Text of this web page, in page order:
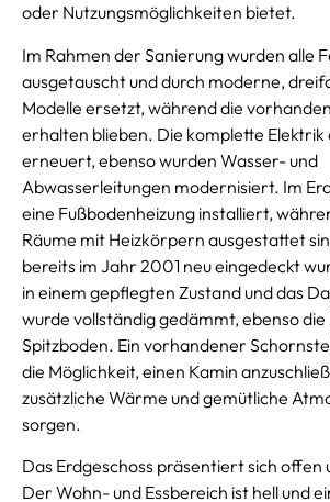
oder Nutzungsmöglichkeiten bietet.
Im Rahmen der Sanierung wurden alle
ausgetauscht und durch moderne,
Modelle ersetzt, während die
erhalten blieben. Die komplette Elektrik
erneuert, ebenso wurden Wasser- und
Abwasserleitungen modernisiert. Im
eine Fußbodenheizung installiert,
Räume mit Heizkörpern ausgestattet
bereits im Jahr 2001 neu eingedeckt
in einem gepflegten Zustand und das
wurde vollständig gedämmt, ebenso die
Spitzboden. Ein vorhandener
die Möglichkeit, einen Kamin
zusätzliche Wärme und gemütliche
sorgen.
Das Erdgeschoss präsentiert sich offen
Der Wohn- und Essbereich ist hell und